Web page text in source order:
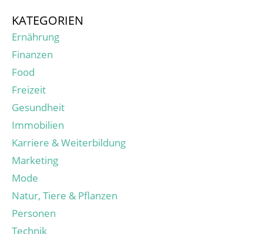
KATEGORIEN
Ernährung
Finanzen
Food
Freizeit
Gesundheit
Immobilien
Karriere & Weiterbildung
Marketing
Mode
Natur, Tiere & Pflanzen
Personen
Technik